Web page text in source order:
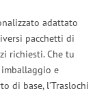
adattato
pacchetti di
richiesti. Che tu
e
di base, l’Traslochi